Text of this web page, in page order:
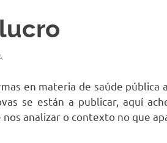
en materia de saúde pública
se están a publicar, aquí
nos analizar o contexto no que